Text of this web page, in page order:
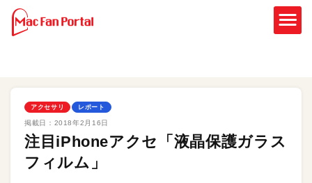
アクセサリ レポート
掲載日： 2018年2月16日
注目iPhoneアクセ「液晶保護ガラス
フィルム」